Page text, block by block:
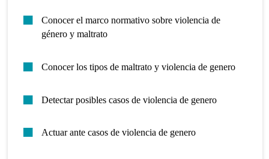
Conocer el marco normativo sobre violencia de
género y maltrato
Conocer los tipos de maltrato y violencia de genero
Detectar posibles casos de violencia de genero
Actuar ante casos de violencia de genero